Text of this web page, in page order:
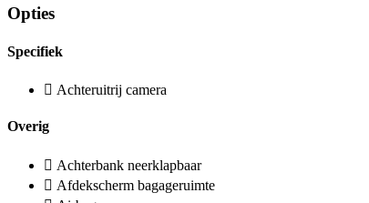
Opties
Specifiek
Achteruitrij camera
Overig
Achterbank neerklapbaar
Afdekscherm bagageruimte